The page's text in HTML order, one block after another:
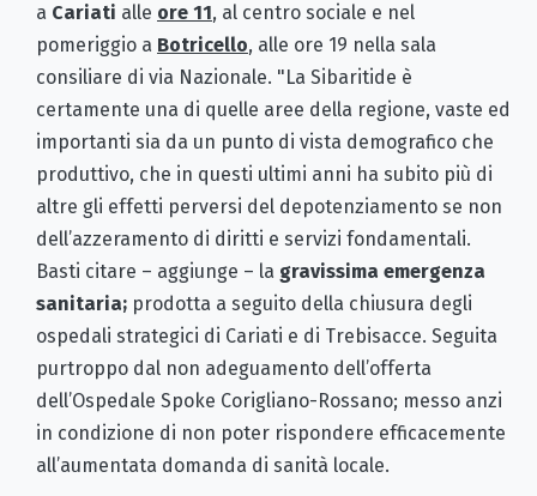
a Cariati alle ore 11, al centro sociale e nel
pomeriggio a Botricello, alle ore 19 nella sala
consiliare di via Nazionale. "La Sibaritide è
certamente una di quelle aree della regione, vaste ed
importanti sia da un punto di vista demografico che
produttivo, che in questi ultimi anni ha subito più di
altre gli effetti perversi del depotenziamento se non
dell’azzeramento di diritti e servizi fondamentali.
Basti citare – aggiunge – la gravissima emergenza
sanitaria; prodotta a seguito della chiusura degli
ospedali strategici di Cariati e di Trebisacce. Seguita
purtroppo dal non adeguamento dell’offerta
dell’Ospedale Spoke Corigliano-Rossano; messo anzi
in condizione di non poter rispondere efficacemente
all’aumentata domanda di sanità locale.